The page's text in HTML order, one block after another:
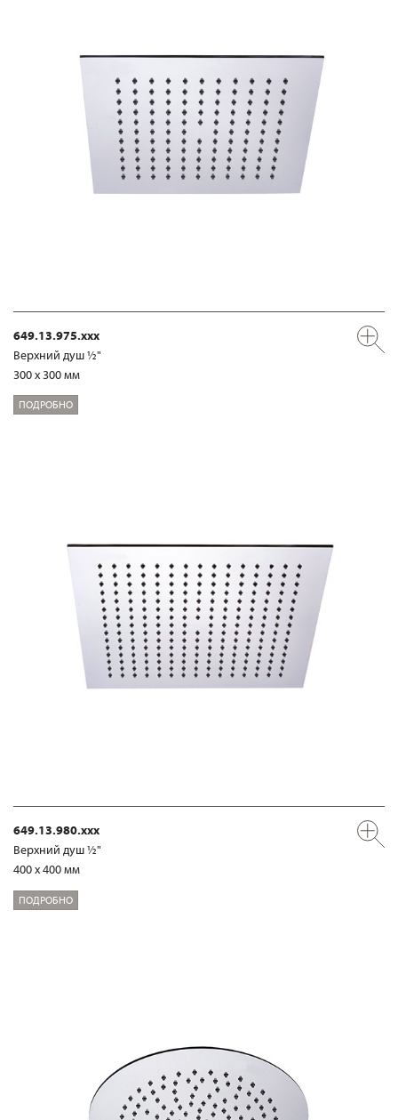
649.13.975.xxx
Верхний душ ½"
300 x 300 мм
ПОДРОБНО
649.13.980.xxx
Верхний душ ½"
400 x 400 мм
ПОДРОБНО